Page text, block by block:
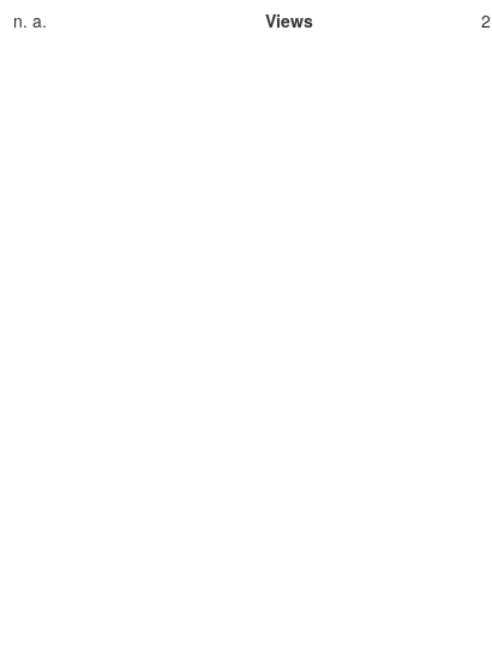
n. a.
Views